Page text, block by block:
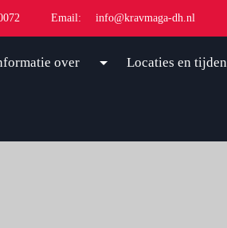
Email: info@kravmaga-dh.nl
over Locaties en tijden